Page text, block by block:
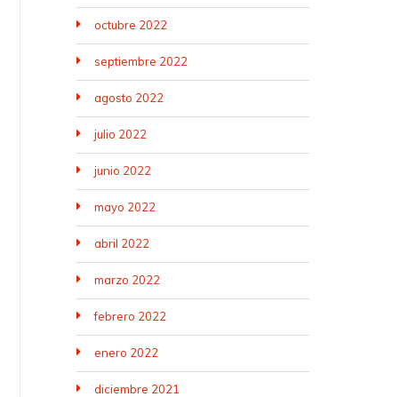
octubre 2022
septiembre 2022
agosto 2022
julio 2022
junio 2022
mayo 2022
abril 2022
marzo 2022
febrero 2022
enero 2022
diciembre 2021